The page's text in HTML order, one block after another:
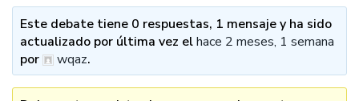
Este debate tiene 0 respuestas, 1 mensaje y ha sido
actualizado por última vez elhace 2 meses, 1 semana
por
wqaz.